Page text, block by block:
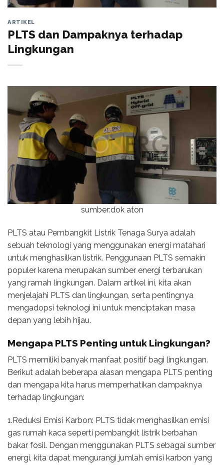
ARTIKEL
PLTS dan Dampaknya terhadap
Lingkungan
sumber:dok aton
PLTS atau Pembangkit Listrik Tenaga Surya adalah
sebuah teknologi yang menggunakan energi matahari
untuk menghasilkan listrik. Penggunaan PLTS semakin
populer karena merupakan sumber energi terbarukan
yang ramah lingkungan. Dalam artikel ini, kita akan
menjelajahi PLTS dan lingkungan, serta pentingnya
mengadopsi teknologi ini untuk menciptakan masa
depan yang lebih hijau.
Mengapa PLTS Penting untuk Lingkungan?
PLTS memiliki banyak manfaat positif bagi lingkungan.
Berikut adalah beberapa alasan mengapa PLTS penting
dan mengapa kita harus memperhatikan dampaknya
terhadap lingkungan:
1.Reduksi Emisi Karbon: PLTS tidak menghasilkan emisi
gas rumah kaca seperti pembangkit listrik berbahan
bakar fosil. Dengan menggunakan PLTS sebagai sumber
energi, kita dapat mengurangi jumlah emisi karbon yang